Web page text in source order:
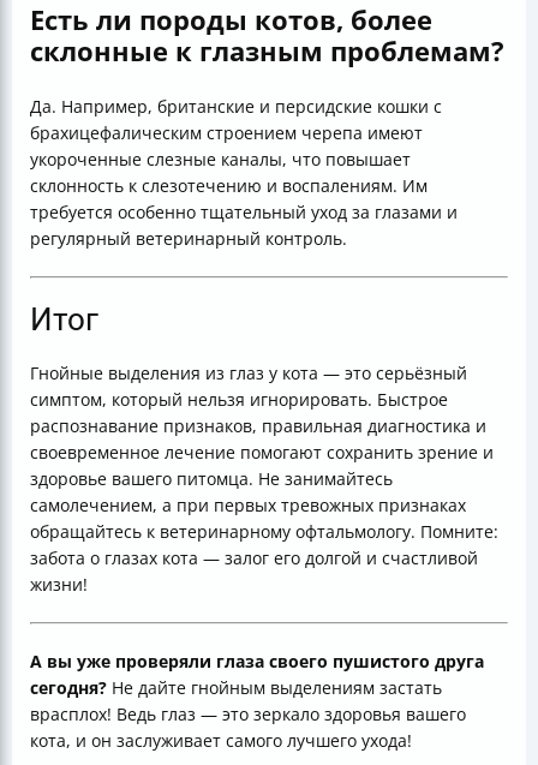
Есть ли породы котов, более
склонные к глазным проблемам?
Да. Например, британские и персидские кошки с
брахицефалическим строением черепа имеют
укороченные слезные каналы, что повышает
склонность к слезотечению и воспалениям. Им
требуется особенно тщательный уход за глазами и
регулярный ветеринарный контроль.
Итог
Гнойные выделения из глаз у кота — это серьёзный
симптом, который нельзя игнорировать. Быстрое
распознавание признаков, правильная диагностика и
своевременное лечение помогают сохранить зрение и
здоровье вашего питомца. Не занимайтесь
самолечением, а при первых тревожных признаках
обращайтесь к ветеринарному офтальмологу. Помните:
забота о глазах кота — залог его долгой и счастливой
жизни!
А вы уже проверяли глаза своего пушистого друга
сегодня? Не дайте гнойным выделениям застать
врасплох! Ведь глаз — это зеркало здоровья вашего
кота, и он заслуживает самого лучшего ухода!